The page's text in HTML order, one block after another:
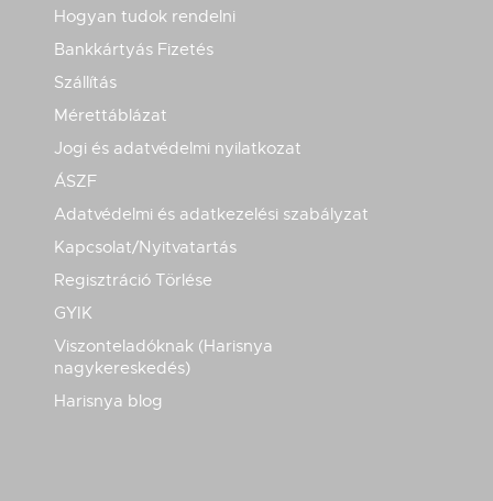
Hogyan tudok rendelni
Bankkártyás Fizetés
Szállítás
Mérettáblázat
Jogi és adatvédelmi nyilatkozat
ÁSZF
Adatvédelmi és adatkezelési szabályzat
Kapcsolat/Nyitvatartás
Regisztráció Törlése
GYIK
Viszonteladóknak (Harisnya
nagykereskedés)
Harisnya blog